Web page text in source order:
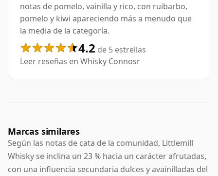
notas de pomelo, vainilla y rico, con ruibarbo,
pomelo y kiwi apareciendo más a menudo que
la media de la categoría.
4.2 de 5 estrellas
Leer reseñas en Whisky Connosr
Marcas similares
Según las notas de cata de la comunidad, Littlemill
Whisky se inclina un 23 % hacia un carácter afrutadas,
con una influencia secundaria dulces y avainilladas del